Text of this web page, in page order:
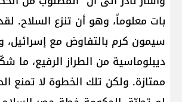
بات معلوماً، وهو أن تنزع السلاح.
سيمون كرم بالتفاوض مع
ديبلوماسية من الطراز الرفيع، ما
ممتازة. ولكن تلك الخطوة لا تمنع